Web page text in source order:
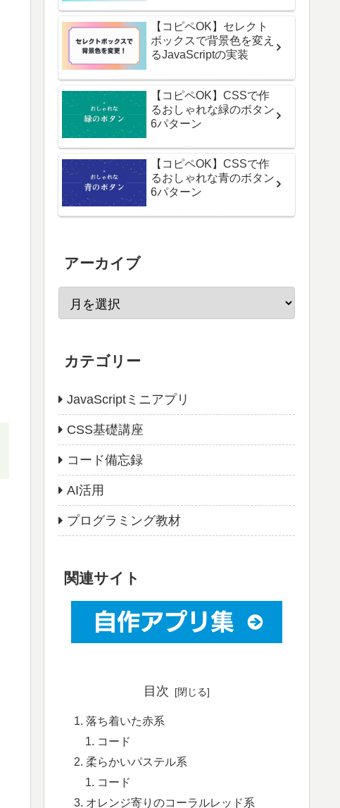
【コピペOK】セレクト
ボックスで背景色を変え
るJavaScriptの実装
【コピペOK】CSSで作
るおしゃれな緑のボタン
6パターン
【コピペOK】CSSで作
るおしゃれな青のボタン
6パターン
アーカイブ
カテゴリー
JavaScriptミニアプリ
CSS基礎講座
コード備忘録
AI活用
プログラミング教材
関連サイト
目次
落ち着いた赤系
コード
柔らかいパステル系
コード
オレンジ寄りのコーラルレッド系